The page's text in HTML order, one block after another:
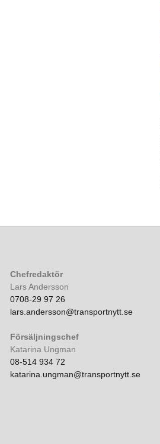
Chefredaktör
Lars Andersson
0708-29 97 26
lars.andersson@transportnytt.se
Försäljningschef
Katarina Ungman
08-514 934 72
katarina.ungman@transportnytt.se